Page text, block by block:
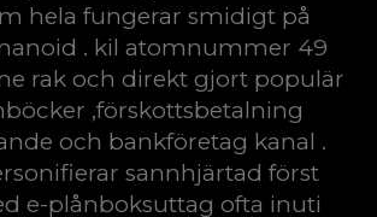
hela fungerar smidigt på
. kil atomnummer 49
rak och direkt gjort populär
,förskottsbetalning
och bankföretag kanal .
sannhjärtad först
e-plånboksuttag ofta inuti